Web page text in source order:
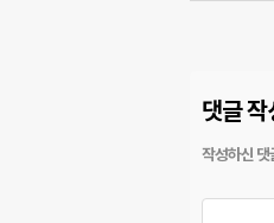
댓글 작